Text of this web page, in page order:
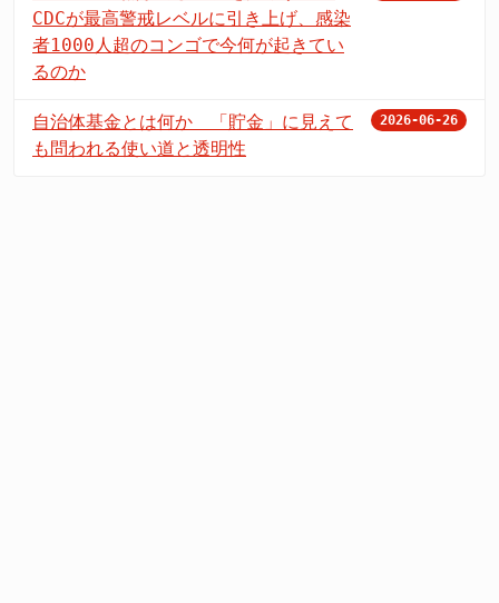
CDCが最高警戒レベルに引き上げ、感染
者1000人超のコンゴで今何が起きてい
るのか
自治体基金とは何か 「貯金」に見えて
も問われる使い道と透明性
2026-06-26